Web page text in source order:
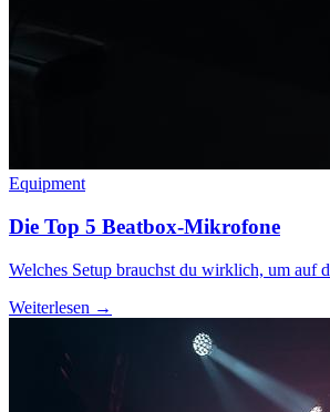
Equipment
Die Top 5 Beatbox-Mikrofone
Welches Setup brauchst du wirklich, um auf
Weiterlesen →